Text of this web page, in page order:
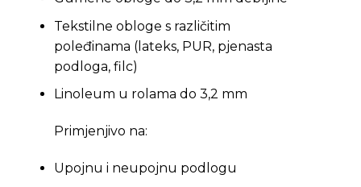
Tekstilne obloge s različitim
poleđinama (lateks, PUR, pjenasta
podloga, filc)
Linoleum u rolama do 3,2 mm
Primjenjivo na:
Upojnu i neupojnu podlogu